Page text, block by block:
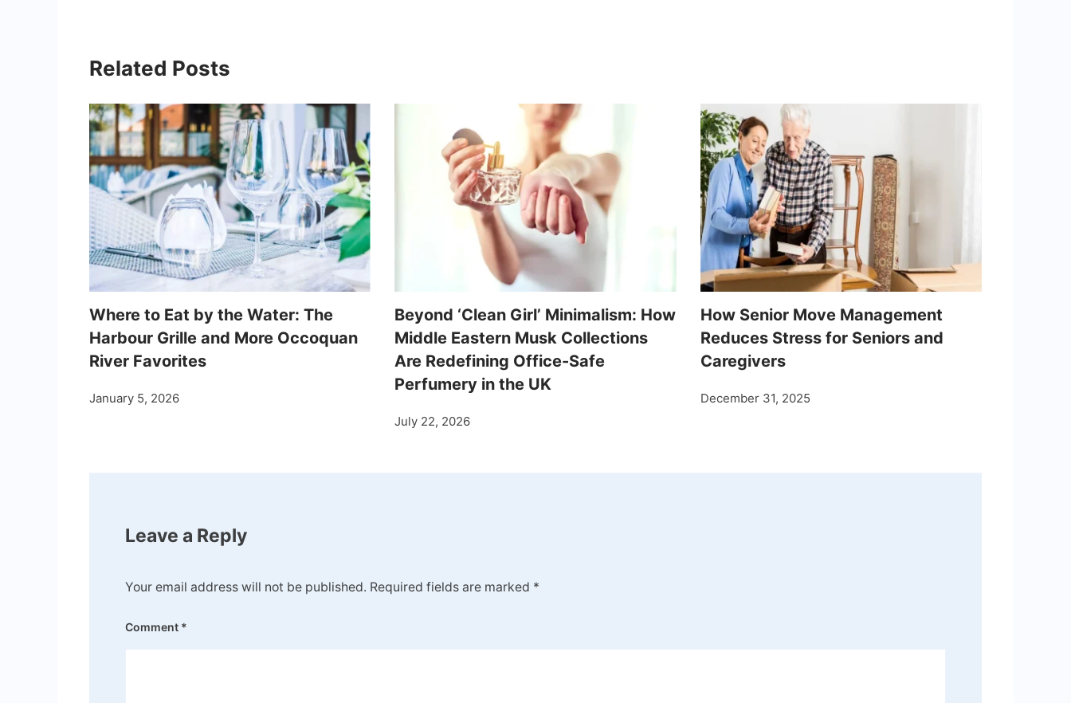
Related Posts
Where to Eat by the Water: The
Harbour Grille and More Occoquan
River Favorites
January 5, 2026
Beyond ‘Clean Girl’ Minimalism: How
Middle Eastern Musk Collections
Are Redefining Office-Safe
Perfumery in the UK
July 22, 2026
How Senior Move Management
Reduces Stress for Seniors and
Caregivers
December 31, 2025
Leave a Reply
Your email address will not be published. Required fields are marked *
Comment *